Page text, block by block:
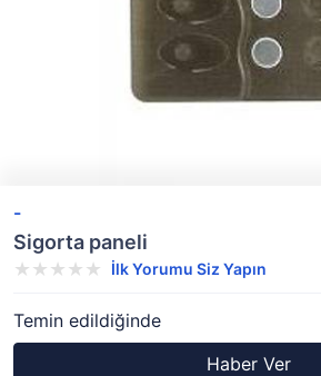
-
Sigorta paneli
İlk Yorumu Siz Yapın
Temin edildiğinde
Haber Ver